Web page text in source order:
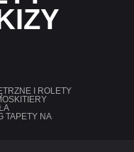
I ROLETY
TAPETY NA